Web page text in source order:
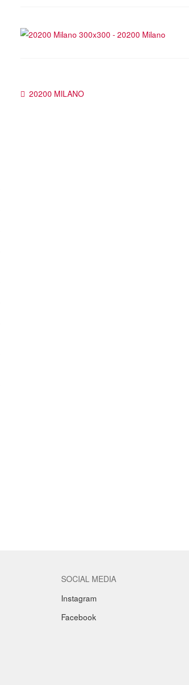
Beitragsnavigation
Vorheriger
20200 MILANO
SOCIAL MEDIA
Instagram
Facebook